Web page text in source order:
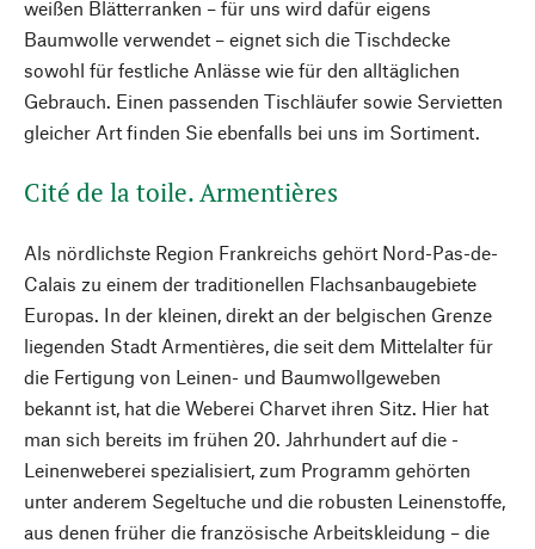
weißen Blätterranken – für uns wird dafür eigens
Baumwolle verwendet – eignet sich die Tischdecke
sowohl für festliche Anlässe wie für den alltäglichen
Gebrauch. Einen passenden Tischläufer sowie Servietten
gleicher Art finden Sie ebenfalls bei uns im Sortiment.
Cité de la toile. Armentières
Als nördlichste Region Frankreichs gehört Nord-Pas-de-
Calais zu ­einem der traditionellen Flachsanbaugebiete
Europas. In der kleinen, direkt an der belgischen Grenze
liegenden Stadt Armentières, die seit dem Mittel­alter für
die Fertigung von Leinen- und Baumwollgeweben
bekannt ist, hat die Weberei Charvet ihren Sitz. Hier hat
man sich bereits im frühen 20. Jahrhundert auf die ­
Leinenweberei spezialisiert, zum Programm gehörten
unter anderem Segeltuche und die robusten Leinenstoffe,
aus denen früher die französische Arbeitskleidung – die